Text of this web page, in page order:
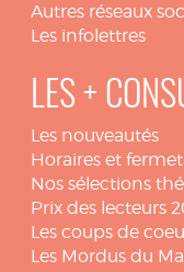
Autres réseaux
Les infolettres
LES +
Les nouveautés
Horaires et
Nos sélections
Prix des lecteurs
Les coups de
Les Mordus du